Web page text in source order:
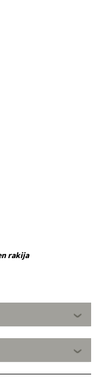
rakija